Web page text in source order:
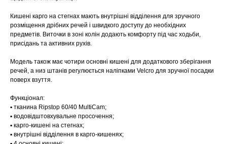
Кишені карго на стегнах мають внутрішні відділення для зручного
розміщення дрібних речей і швидкого доступу до необхідних
предметів. Виточки в зоні колін додають комфорту під час ходьби,
присідань та активних рухів.
Модель також має чотири основні кишені для додаткового зберігання
речей, а низ штанів регулюється наліпками Velcro для зручної посадки
поверх взуття.
Функціонал:
▪️ тканина Ripstop 60/40 MultiCam;
▪️ водовідштовхувальне просочення;
▪️ карго-кишені на стегнах;
▪️ внутрішні відділення в карго-кишенях;